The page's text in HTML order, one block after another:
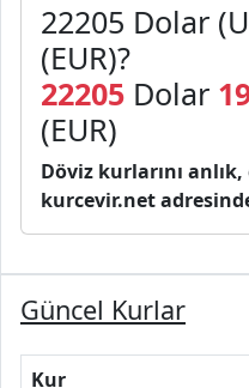
22205 Dolar
(EUR)?
22205 Dolar
(EUR)
Döviz kurlarını
kurcevir.net
Güncel Kurlar
Kur